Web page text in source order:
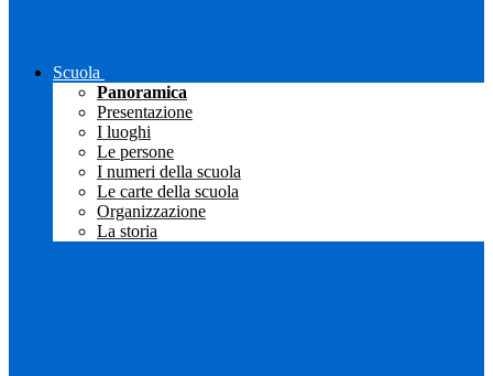
Scuola
Panoramica
Presentazione
I luoghi
Le persone
I numeri della scuola
Le carte della scuola
Organizzazione
La storia